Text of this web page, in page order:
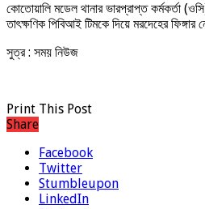
কোতোয়ালি মডেল থানার ভারপ্রাপ্ত কর্মকর্তা
তাৎক্ষণিক পিবিআই টিমকে দিয়ে মরদেহের
সুত্র : সময় নিউজ
Print This Post
Share
Facebook
Twitter
Stumbleupon
LinkedIn